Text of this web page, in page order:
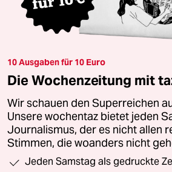
10 Ausgaben für 10 Euro
Die Wochenzeitung mit
Wir schauen den Superreichen
Unsere wochentaz bietet jeden
Journalismus, der es nicht allen
Stimmen, die woanders nicht
Jeden Samstag als gedruckte